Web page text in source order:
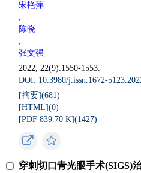
宋艳萍
,
陈晓
,
张文强
2022, 22(9):1550-1553.
DOI: 10.3980/j.issn.1672-
[摘要](681)
[HTML](0)
[PDF 839.70 K](1427)
穿刺切口青光眼手术(SIGS)